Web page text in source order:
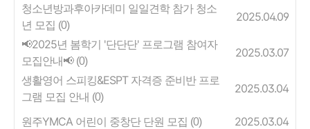
청소년방과후아카데미 일일견학 참가 청소
년 모집 (0)
2025.04.09
📢2025년 봄학기 '단단단' 프로그램 참여자
모집안내📢 (0)
2025.03.07
생활영어 스피킹&ESPT 자격증 준비반 프로
그램 모집 안내 (0)
2025.03.04
원주YMCA 어린이 중창단 단원 모집 (0) 2025.03.04